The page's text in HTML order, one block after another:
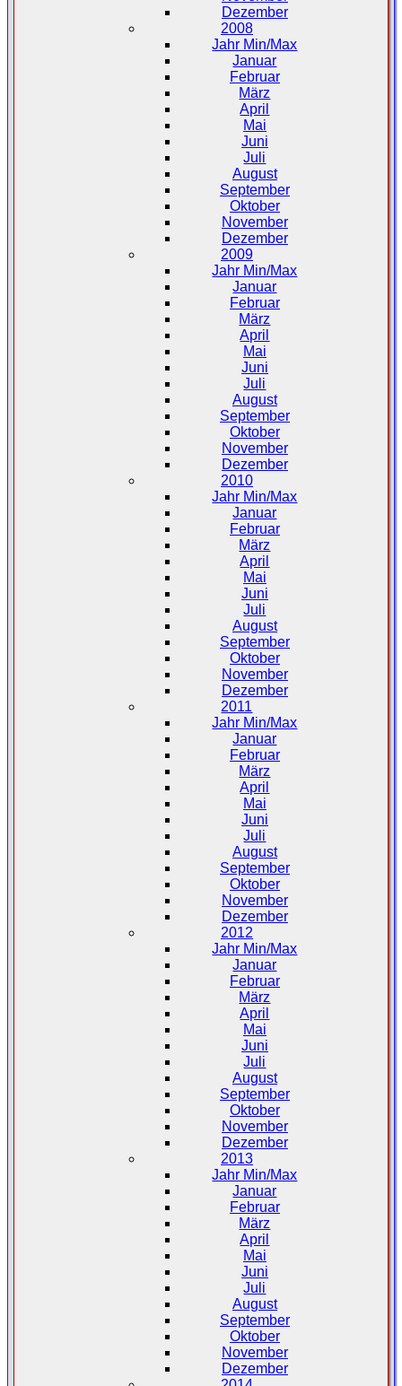
Dezember
2008
Jahr Min/Max
Januar
Februar
März
April
Mai
Juni
Juli
August
September
Oktober
November
Dezember
2009
Jahr Min/Max
Januar
Februar
März
April
Mai
Juni
Juli
August
September
Oktober
November
Dezember
2010
Jahr Min/Max
Januar
Februar
März
April
Mai
Juni
Juli
August
September
Oktober
November
Dezember
2011
Jahr Min/Max
Januar
Februar
März
April
Mai
Juni
Juli
August
September
Oktober
November
Dezember
2012
Jahr Min/Max
Januar
Februar
März
April
Mai
Juni
Juli
August
September
Oktober
November
Dezember
2013
Jahr Min/Max
Januar
Februar
März
April
Mai
Juni
Juli
August
September
Oktober
November
Dezember